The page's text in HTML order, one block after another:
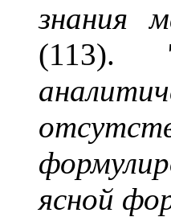
знания
(113).
ясной